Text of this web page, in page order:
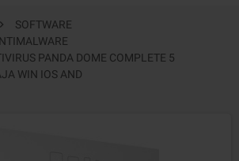

SOFTWARE
PANDA DOME COMPLETE 5
WIN IOS AND